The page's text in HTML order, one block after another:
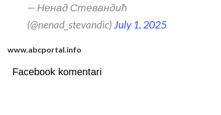
— Ненад Стевандић
(@nenad_stevandic) July 1, 2025
www.abcportal.info
Facebook komentari